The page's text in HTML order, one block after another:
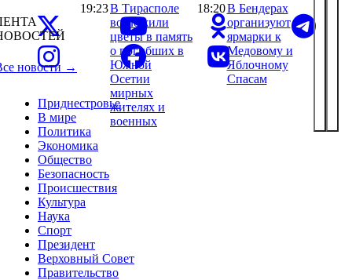
Приднестровье
В мире
Политика
Экономика
Общество
Безопасность
Происшествия
Культура
Наука
Спорт
Президент
Верховный Совет
Правительство
новости →
19:23В Тирасполе
возложили
цветы в память
о погибших в
Южной
Осетии
мирных
жителях и
военных
18:20В Бендерах
организуют
ярмарки к
Медовому и
Яблочному
Спасам